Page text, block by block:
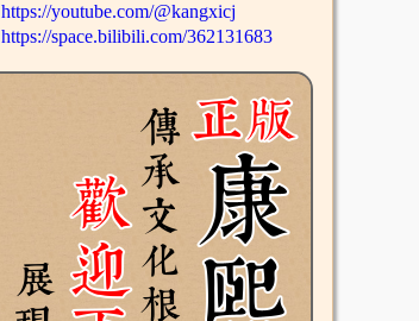
https://youtube.com/@kangxicj
https://space.bilibili.com/362131683